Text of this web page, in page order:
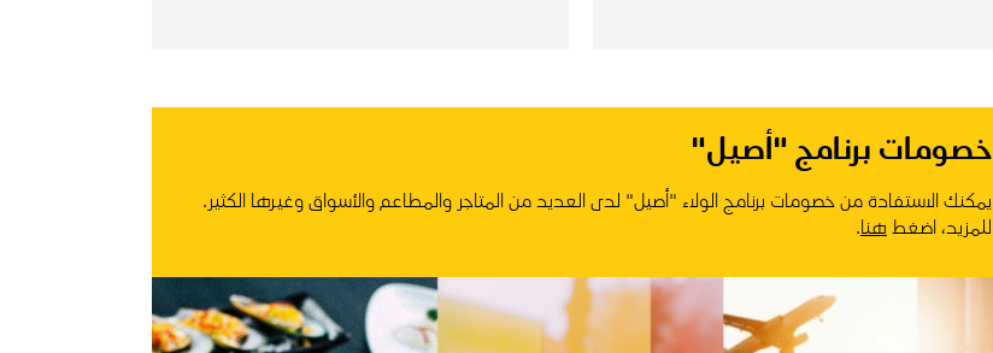
خصومات برنامج "أصيل"
يمكنك الاستفادة من خصومات برنامج الولاء "أصيل" لدى العديد من المتاجر والمطاعم والأسواق وغيرها الكثير.
للمزيد، اضغطهنا.